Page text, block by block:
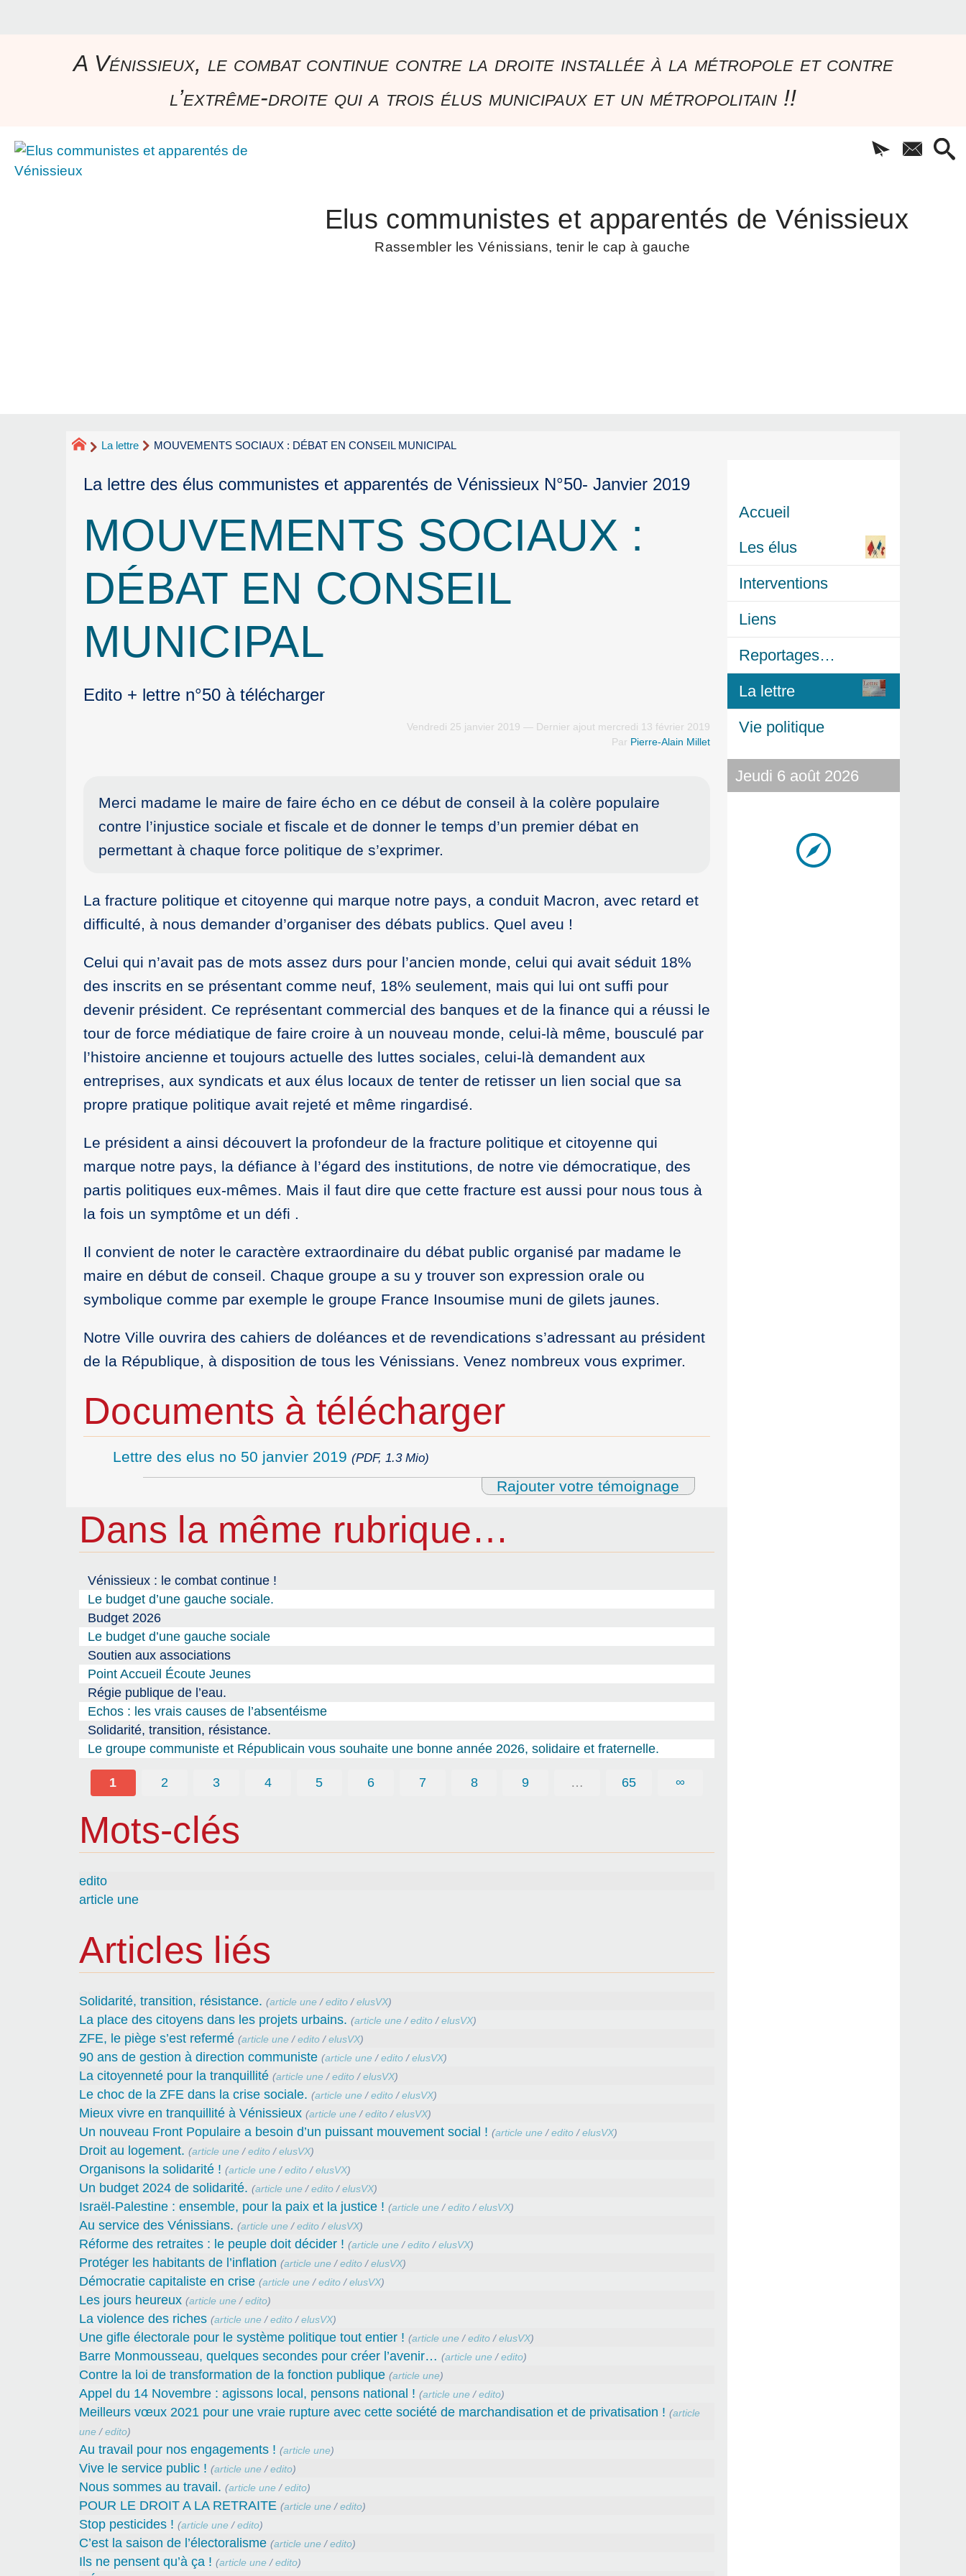
A Vénissieux, le combat continue contre la droite installée à la métropole et contre
l’extrême-droite qui a trois élus municipaux et un métropolitain !!
Elus communistes et apparentés de Vénissieux
Rassembler les Vénissians, tenir le cap à gauche
La lettre MOUVEMENTS SOCIAUX : DÉBAT EN CONSEIL MUNICIPAL
La lettre des élus communistes et apparentés de Vénissieux N°50- Janvier 2019
MOUVEMENTS SOCIAUX :
DÉBAT EN CONSEIL
MUNICIPAL
Edito + lettre n°50 à télécharger
Vendredi 25 janvier 2019 — Dernier ajout mercredi 13 février 2019
Par Pierre-Alain Millet
Merci madame le maire de faire écho en ce début de conseil à la colère populaire
contre l’injustice sociale et fiscale et de donner le temps d’un premier débat en
permettant à chaque force politique de s’exprimer.
La fracture politique et citoyenne qui marque notre pays, a conduit Macron, avec retard et
difficulté, à nous demander d’organiser des débats publics. Quel aveu !
Celui qui n’avait pas de mots assez durs pour l’ancien monde, celui qui avait séduit 18%
des inscrits en se présentant comme neuf, 18% seulement, mais qui lui ont suffi pour
devenir président. Ce représentant commercial des banques et de la finance qui a réussi le
tour de force médiatique de faire croire à un nouveau monde, celui-là même, bousculé par
l’histoire ancienne et toujours actuelle des luttes sociales, celui-là demandent aux
entreprises, aux syndicats et aux élus locaux de tenter de retisser un lien social que sa
propre pratique politique avait rejeté et même ringardisé.
Le président a ainsi découvert la profondeur de la fracture politique et citoyenne qui
marque notre pays, la défiance à l’égard des institutions, de notre vie démocratique, des
partis politiques eux-mêmes. Mais il faut dire que cette fracture est aussi pour nous tous à
la fois un symptôme et un défi .
Il convient de noter le caractère extraordinaire du débat public organisé par madame le
maire en début de conseil. Chaque groupe a su y trouver son expression orale ou
symbolique comme par exemple le groupe France Insoumise muni de gilets jaunes.
Notre Ville ouvrira des cahiers de doléances et de revendications s’adressant au président
de la République, à disposition de tous les Vénissians. Venez nombreux vous exprimer.
Documents à télécharger
Lettre des elus no 50 janvier 2019 (PDF, 1.3 Mio)
Rajouter votre témoignage
Dans la même rubrique…
Vénissieux : le combat continue !
Le budget d’une gauche sociale.
Budget 2026
Le budget d’une gauche sociale
Soutien aux associations
Point Accueil Écoute Jeunes
Régie publique de l’eau.
Echos : les vrais causes de l’absentéisme
Solidarité, transition, résistance.
Le groupe communiste et Républicain vous souhaite une bonne année 2026, solidaire et fraternelle.
1 2 3 4 5 6 7 8 9 … 65 ∞
Mots-clés
edito
article une
Articles liés
Solidarité, transition, résistance. (article une/edito/elusVX)
La place des citoyens dans les projets urbains. (article une/edito/elusVX)
ZFE, le piège s’est refermé (article une/edito/elusVX)
90 ans de gestion à direction communiste (article une/edito/elusVX)
La citoyenneté pour la tranquillité (article une/edito/elusVX)
Le choc de la ZFE dans la crise sociale. (article une/edito/elusVX)
Mieux vivre en tranquillité à Vénissieux (article une/edito/elusVX)
Un nouveau Front Populaire a besoin d’un puissant mouvement social ! (article une/edito/elusVX)
Droit au logement. (article une/edito/elusVX)
Organisons la solidarité ! (article une/edito/elusVX)
Un budget 2024 de solidarité. (article une/edito/elusVX)
Israël-Palestine : ensemble, pour la paix et la justice ! (article une/edito/elusVX)
Au service des Vénissians. (article une/edito/elusVX)
Réforme des retraites : le peuple doit décider ! (article une/edito/elusVX)
Protéger les habitants de l’inflation (article une/edito/elusVX)
Démocratie capitaliste en crise (article une/edito/elusVX)
Les jours heureux (article une/edito)
La violence des riches (article une/edito/elusVX)
Une gifle électorale pour le système politique tout entier ! (article une/edito/elusVX)
Barre Monmousseau, quelques secondes pour créer l’avenir… (article une/edito)
Contre la loi de transformation de la fonction publique (article une)
Appel du 14 Novembre : agissons local, pensons national ! (article une/edito)
Meilleurs vœux 2021 pour une vraie rupture avec cette société de marchandisation et de privatisation ! (article
une/edito)
Au travail pour nos engagements ! (article une)
Vive le service public ! (article une/edito)
Nous sommes au travail. (article une/edito)
POUR LE DROIT A LA RETRAITE (article une/edito)
Stop pesticides ! (article une/edito)
C’est la saison de l’électoralisme (article une/edito)
Ils ne pensent qu’à ça ! (article une/edito)
Accueil
Les élus
Interventions
Liens
Reportages…
La lettre
Vie politique
Jeudi 6 août 2026